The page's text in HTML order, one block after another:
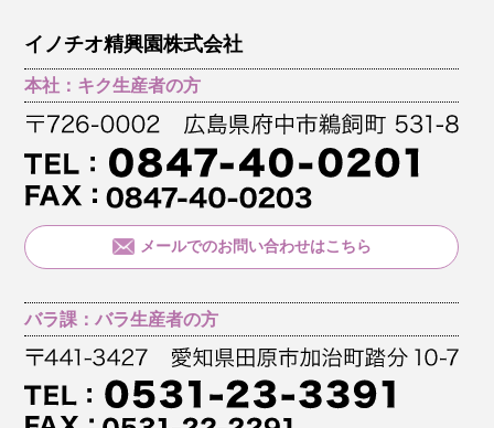
イノチオ精興園株式会社
本社：キク生産者の方
メールでのお問い合わせはこちら
バラ課：バラ生産者の方